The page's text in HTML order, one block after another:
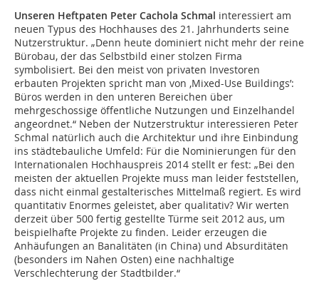
Unseren Heftpaten Peter Cachola Schmal interessiert am
neuen Typus des Hochhauses des 21. Jahrhunderts seine
Nutzerstruktur. „Denn heute dominiert nicht mehr der reine
Bürobau, der das Selbstbild einer stolzen Firma
symbolisiert. Bei den meist von privaten Investoren
erbauten Projekten spricht man von ‚Mixed-Use Buildings’:
Büros werden in den unteren Bereichen über
mehrgeschossige öffentliche Nutzungen und Einzelhandel
angeordnet.“ Neben der Nutzerstruktur interessieren Peter
Schmal natürlich auch die Architektur und ihre Einbindung
ins städtebauliche Umfeld: Für die Nominierungen für den
Internationalen Hochhauspreis 2014 stellt er fest: „Bei den
meisten der aktuellen Projekte muss man leider feststellen,
dass nicht einmal gestalterisches Mittelmaß regiert. Es wird
quantitativ Enormes geleistet, aber qualitativ? Wir werten
derzeit über 500 fertig gestellte Türme seit 2012 aus, um
beispielhafte Projekte zu finden. Leider erzeugen die
Anhäufungen an Banalitäten (in China) und Absurditäten
(besonders im Nahen Osten) eine nachhaltige
Verschlechterung der Stadtbilder.“